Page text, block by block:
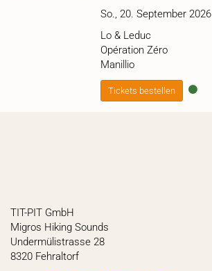
So., 20. September 2026
Lo & Leduc
Opération Zéro
Manillio
Tickets bestellen
TIT-PIT GmbH
Migros Hiking Sounds
Undermülistrasse 28
8320 Fehraltorf